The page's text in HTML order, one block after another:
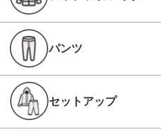
パンツ
セットアップ